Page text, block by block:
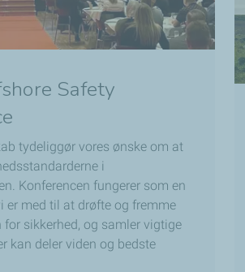
Safety
tydeliggør vores ønske om at
i
Konferencen fungerer som en
er med til at drøfte og fremme
for sikkerhed, og samler vigtige
kan deler viden og bedste